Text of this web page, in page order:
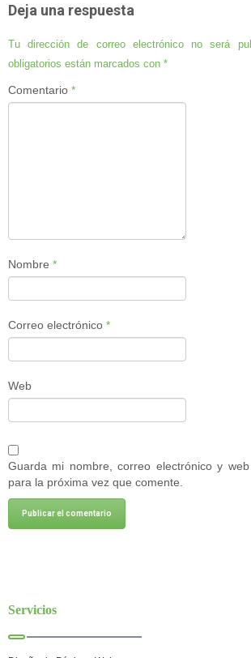
Deja una respuesta
Tu dirección de correo electrónico no será
obligatorios están marcados con *
Comentario *
Nombre *
Correo electrónico *
Web
Guarda mi nombre, correo electrónico y
para la próxima vez que comente.
Servicios